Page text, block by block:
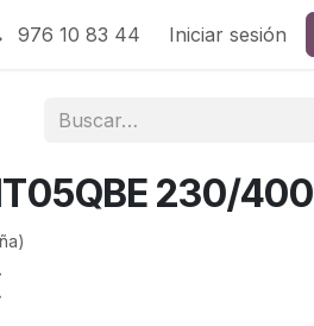
976 10 83 44 Iniciar sesión
230/400